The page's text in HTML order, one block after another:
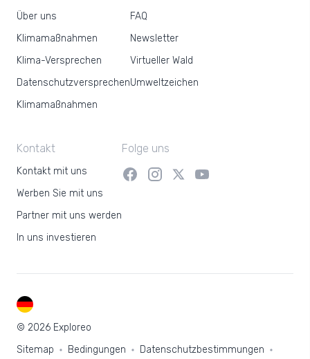
Über uns
Klimamaßnahmen
Klima-Versprechen
Datenschutzversprechen
Klimamaßnahmen
FAQ
Newsletter
Virtueller Wald
Umweltzeichen
Kontakt
Kontakt mit uns
Werben Sie mit uns
Partner mit uns werden
In uns investieren
Folge uns
© 2026 Exploreo
Sitemap
Bedingungen
Datenschutzbestimmungen